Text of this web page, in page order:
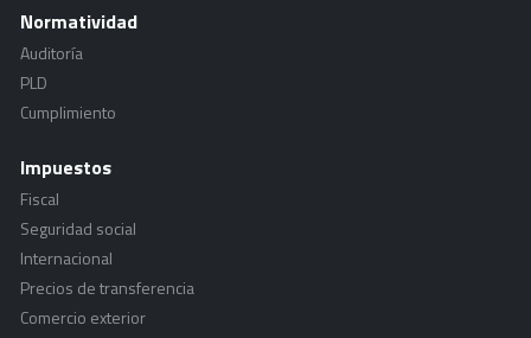
Normatividad
Auditoría
PLD
Cumplimiento
Impuestos
Fiscal
Seguridad social
Internacional
Precios de transferencia
Comercio exterior